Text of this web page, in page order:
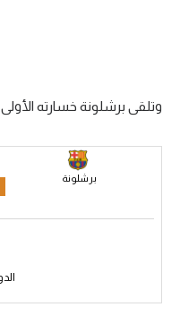
سعودي في الجول
القسم الثاني
وتلقى برشلونة خسارته الأولى
برشلونة